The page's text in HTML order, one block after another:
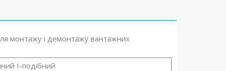
монтажу і демонтажу вантажних
I-подібний